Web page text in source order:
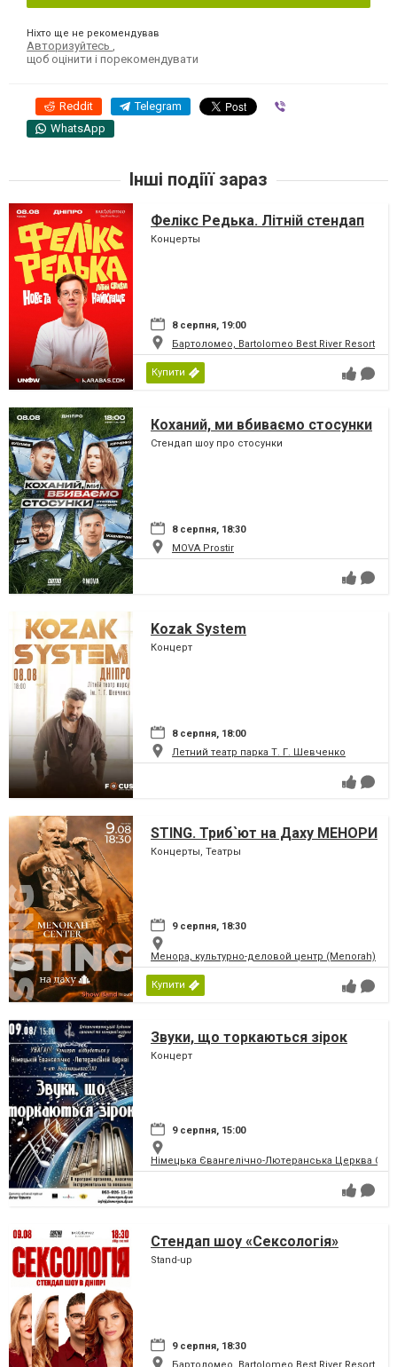
Ніхто ще не рекомендував
Авторизуйтесь ,
щоб оцінити і порекомендувати
Reddit Telegram
WhatsApp
Інші подіїї зараз
Фелікс Редька. Літній стендап
Концерты
8 серпня, 19:00
Бартоломео, Bartolomeo Best River Resort
Купити
Коханий, ми вбиваємо стосунки
Стендап шоу про стосунки
8 серпня, 18:30
MOVA Рrostir
Kozak System
Концерт
8 серпня, 18:00
Летний театр парка Т. Г. Шевченко
STING. Триб`ют на Даху МЕНОРИ
Концерты, Театры
9 серпня, 18:30
Менора, культурно-деловой центр (Menorah)
Купити
Звуки, що торкаються зірок
Концерт
9 серпня, 15:00
Німецька Євангелічно-Лютеранська Церква
Стендап шоу «Сексологія»
Stand-up
9 серпня, 18:30